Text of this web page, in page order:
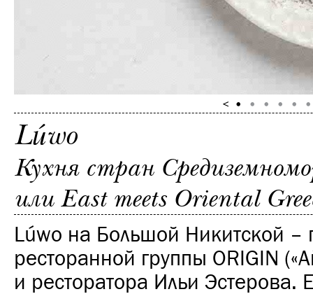
Lúwo
Кухня стран
или East meets Oriental
Lúwo на Большой Никитской –
ресторанной группы ORIGIN
и ресторатора Ильи Эстерова.